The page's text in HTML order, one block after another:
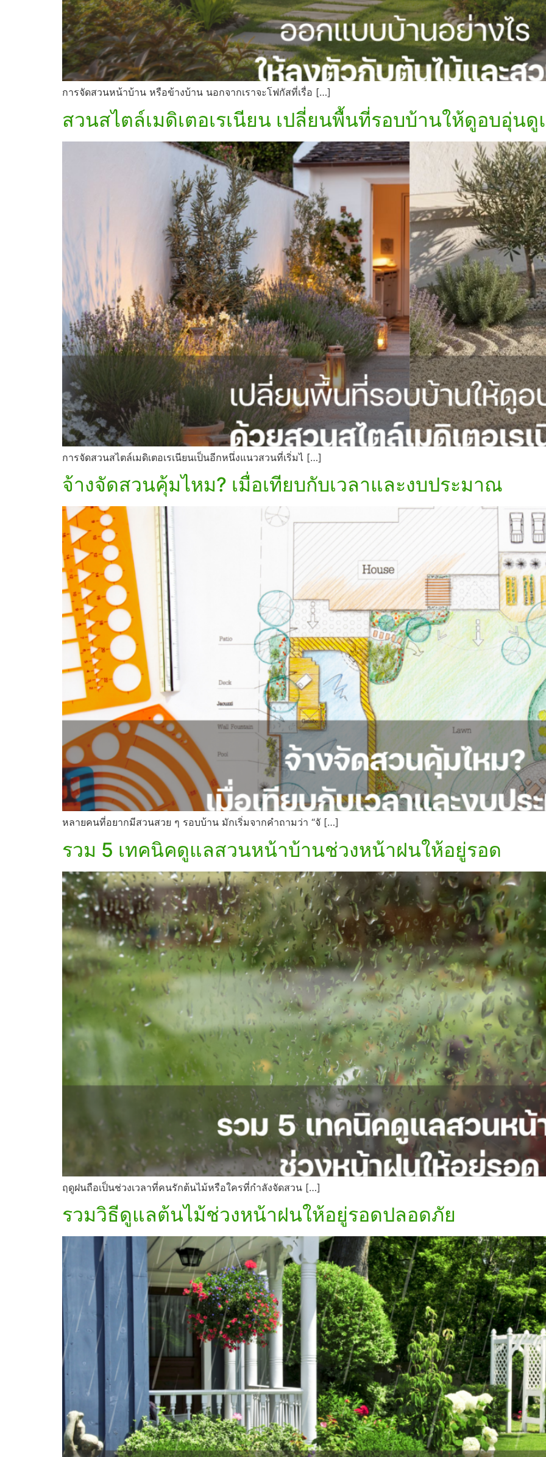
การจัดสวนหน้าบ้าน หรือข้างบ้าน นอกจากเราจะโฟกัสที่เรื่อ […]
สวนสไตล์เมดิเตอเรเนียน เปลี่ยนพื้นที่รอบบ้านให้ดูอบอุ่นดู
การจัดสวนสไตล์เมดิเตอเรเนียนเป็นอีกหนึ่งแนวสวนที่เริ่มไ […]
จ้างจัดสวนคุ้มไหม? เมื่อเทียบกับเวลาและงบประมาณ
หลายคนที่อยากมีสวนสวย ๆ รอบบ้าน มักเริ่มจากคำถามว่า “จั […]
รวม 5 เทคนิคดูแลสวนหน้าบ้านช่วงหน้าฝนให้อยู่รอด
ฤดูฝนถือเป็นช่วงเวลาที่คนรักต้นไม้หรือใครที่กำลังจัดสวน […]
รวมวิธีดูแลต้นไม้ช่วงหน้าฝนให้อยู่รอดปลอดภัย